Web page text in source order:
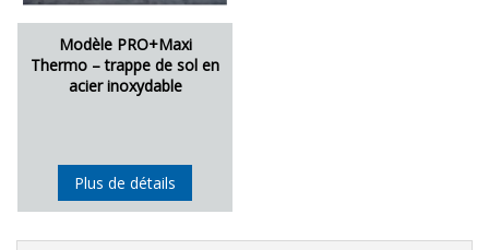
Modèle PRO+Maxi
Thermo – trappe de sol en
acier inoxydable
Plus de détails